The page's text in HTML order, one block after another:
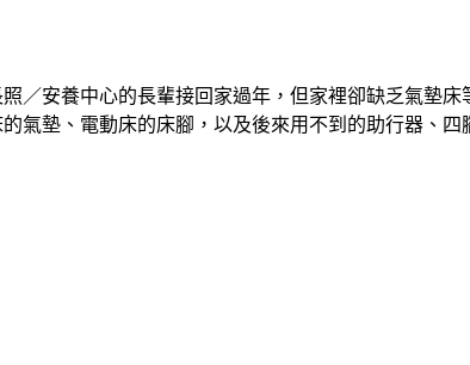
／安養中心的長輩接回家過年，但家裡卻缺乏氣墊
氣墊、電動床的床腳，以及後來用不到的助行器、